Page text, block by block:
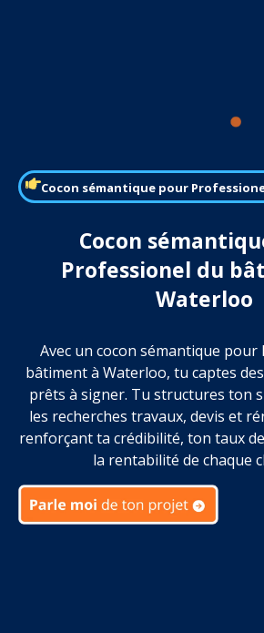
Cocon sémantique pour
Cocon
Professionel du
Waterloo
Avec un cocon sémantique
bâtiment à Waterloo, tu captes
prêts à signer. Tu structures ton
les recherches travaux, devis et
renforçant ta crédibilité, ton taux
la rentabilité de chaque